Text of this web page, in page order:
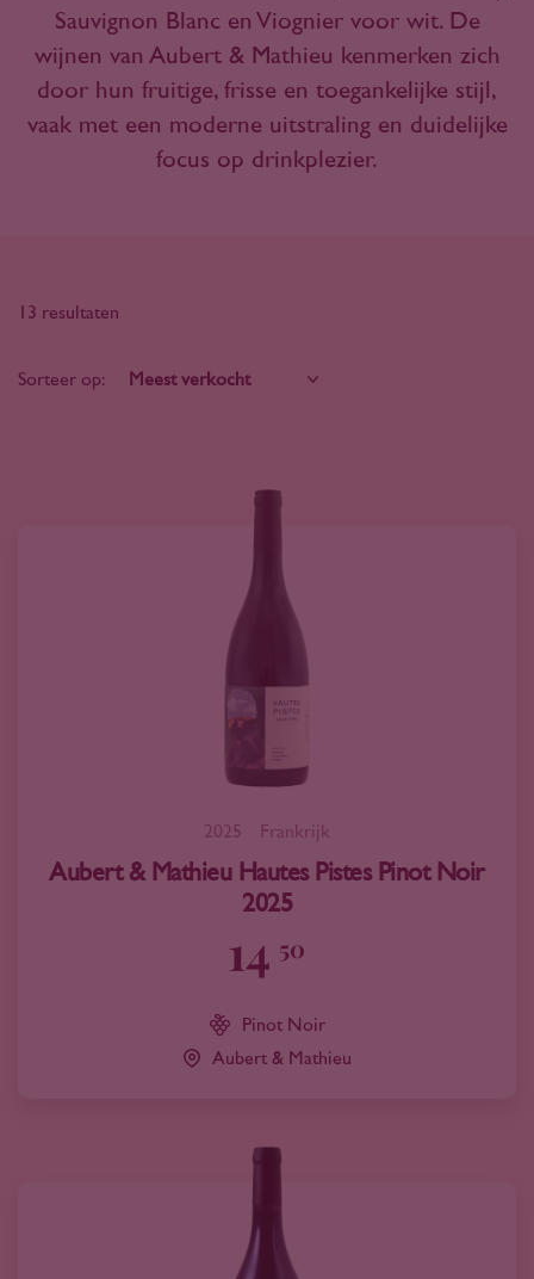
Sauvignon Blanc en Viognier voor wit. De
wijnen van Aubert & Mathieu kenmerken zich
door hun fruitige, frisse en toegankelijke stijl,
vaak met een moderne uitstraling en duidelijke
focus op drinkplezier.
13 resultaten
Sorteer op:
2025 Frankrijk
Aubert & Mathieu Hautes Pistes Pinot Noir
2025
14 50
Pinot Noir
Aubert & Mathieu